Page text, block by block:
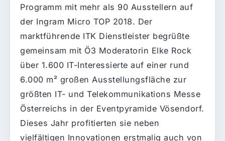
Programm mit mehr als 90 Ausstellern auf
der Ingram Micro TOP 2018. Der
marktführende ITK Dienstleister begrüßte
gemeinsam mit Ö3 Moderatorin Elke Rock
über 1.600 IT-Interessierte auf einer rund
6.000 m² großen Ausstellungsfläche zur
größten IT- und Telekommunikations Messe
Österreichs in der Eventpyramide Vösendorf.
Dieses Jahr profitierten sie neben
vielfältigen Innovationen erstmalig auch von